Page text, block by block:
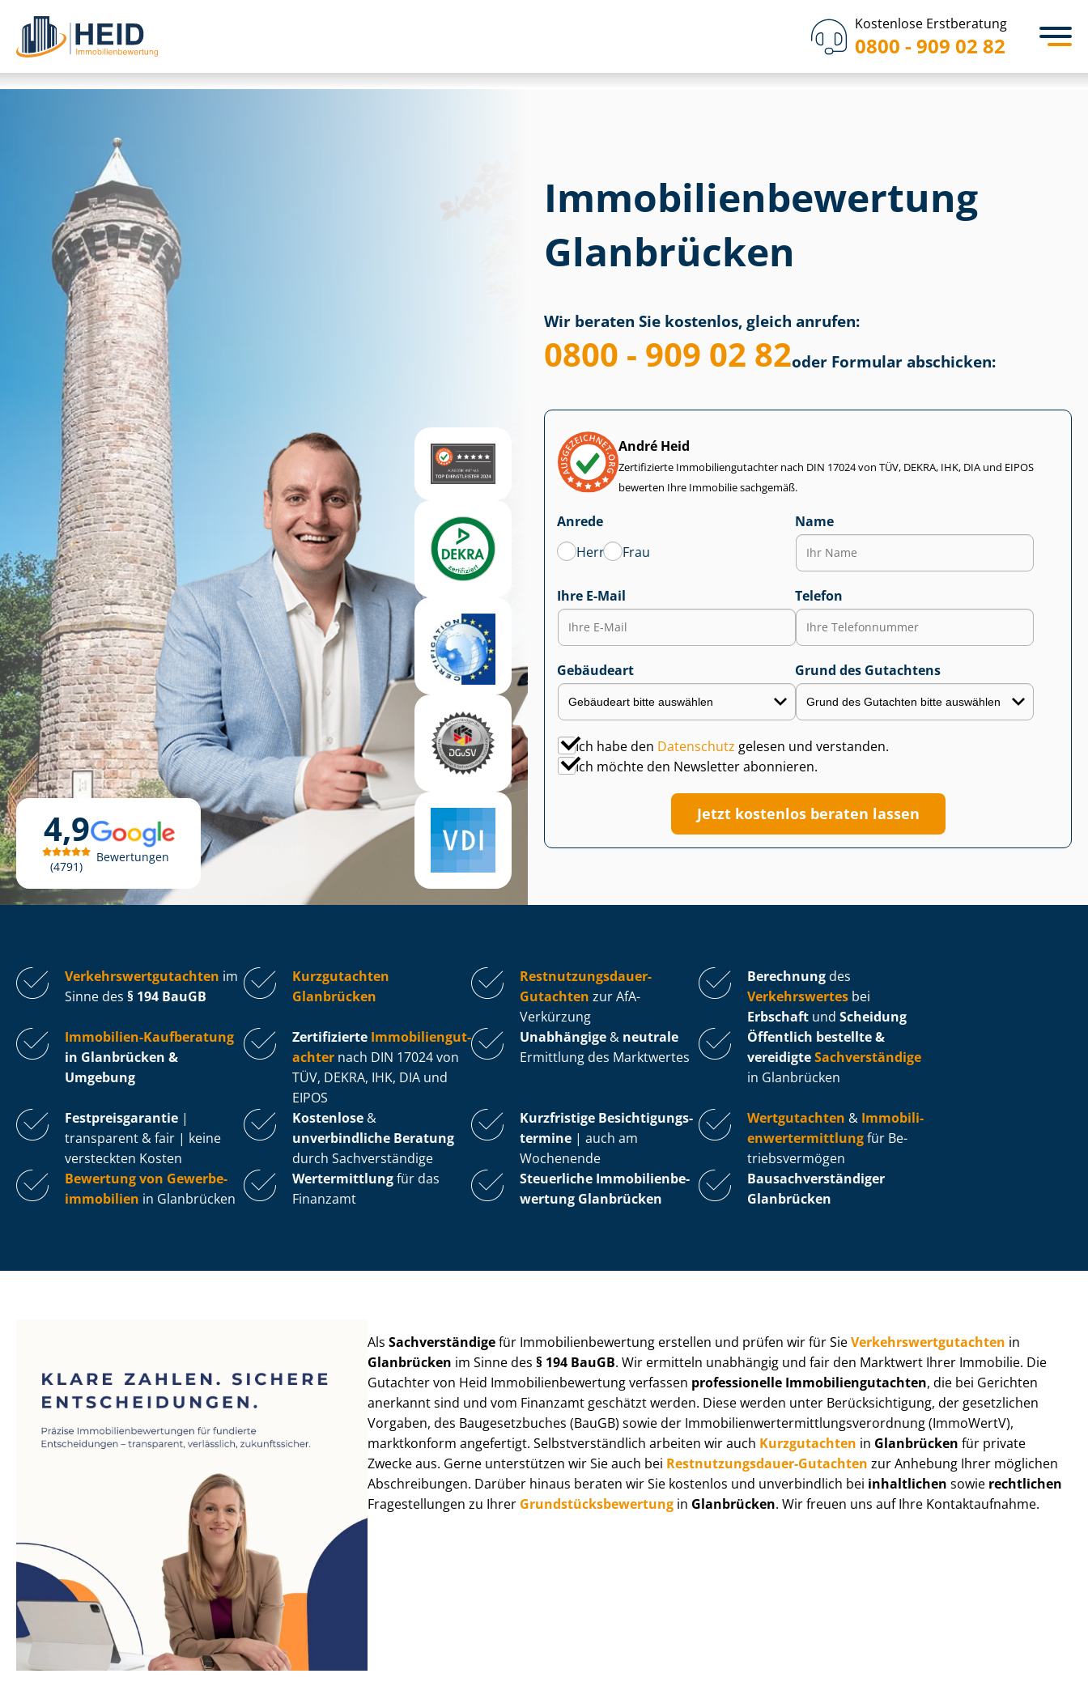
Kostenlose Erstberatung
0800 - 909 02 82
4,9
4791
Bewertungen
Immobilien­bewertung
Glanbrücken
Wir beraten Sie kostenlos, gleich anrufen:
0800 - 909 02 82oder Formular abschicken:
André Heid
Zertifizierte Im­mo­bi­li­en­gut­ach­ter nach DIN 17024 von TÜV, DEKRA, IHK, DIA und EIPOS
bewerten Ihre Immobilie sachgemäß.
Anrede
Herr
Frau
Name
Ihre E-Mail Telefon
Gebäudeart Grund des Gutachtens
Ich habe den Datenschutz gelesen und verstanden.
Ich möchte den Newsletter abonnieren.
Jetzt kostenlos beraten lassen
Ver­kehrs­wert­gut­ach­ten im
Sinne des § 194 BauGB
Kurzgutachten
Glanbrücken
Rest­nut­zungs­dau­er-
Gutachten zur AfA-
Verkürzung
Berechnung des
Verkehrswertes bei
Erbschaft und Scheidung
Immobilien-Kaufberatung
in Glanbrücken &
Umgebung
Zertifizierte Im­mo­bi­li­en­gut­
ach­ter nach DIN 17024 von
TÜV, DEKRA, IHK, DIA und
EIPOS
Unabhängige & neutrale
Ermittlung des Marktwertes
Öffentlich bestellte &
vereidigteSachverständige
in Glanbrücken
Fest­preis­ga­ran­tie |
transparent & fair | keine
versteckten Kosten
Kostenlose &
unverbindliche Beratung
durch Sachverständige
Kurzfristige Be­sich­ti­gungs­
ter­mi­ne | auch am
Wochenende
Wertgutachten & Im­mo­bi­li­
en­wert­ermitt­lungfür Be­
triebs­ver­mö­gen
Bewertung von Ge­wer­be­
im­mo­bi­li­en in Glanbrücken
Wertermittlungfür das
Finanzamt
Steuerliche Im­mo­bi­li­en­be­
wer­tung Glanbrücken
Bau­sach­ver­stän­di­ger
Glanbrücken
AlsSachverständigefür Im­mo­bi­li­en­be­wer­tung erstellen und prüfen wir für SieVer­kehrs­wert­gut­ach­ten in
Glanbrücken im Sinne des§ 194 BauGB. Wir ermitteln unabhängig und fair den Marktwert Ihrer Immobilie. Die
Gutachter von Heid Im­mo­bi­li­en­be­wer­tung verfassen professionelle Im­mo­bi­li­en­gut­ach­ten, die bei Gerichten
anerkannt sind und vom Finanzamt geschätzt werden. Diese werden unter Be­rück­sich­ti­gung, der gesetzlichen
Vorgaben, des Baugesetzbuches (BauGB) sowie der Im­mo­bi­li­en­wert­ermitt­lungs­ver­ord­nung (ImmoWertV),
marktkonform angefertigt. Selbst­ver­ständ­lich arbeiten wir auch Kurzgutachten in Glanbrücken für private
Zwecke aus. Gerne unterstützen wir Sie auch bei Rest­nut­zungs­dau­er-Gutachten zur Anhebung Ihrer möglichen
Abschreibungen. Darüber hinaus beraten wir Sie kostenlos und unverbindlich bei inhaltlichen sowie rechtlichen
Fragestellungen zu Ihrer Grund­stücks­be­wer­tung in Glanbrücken. Wir freuen uns auf Ihre Kontaktaufnahme.